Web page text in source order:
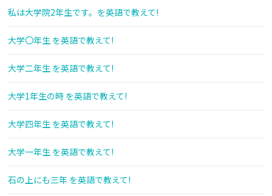
私は大学院2年生です。を英語で教えて!
大学〇年生 を英語で教えて!
大学二年生 を英語で教えて!
大学1年生の時 を英語で教えて!
大学四年生 を英語で教えて!
大学一年生 を英語で教えて!
石の上にも三年 を英語で教えて!